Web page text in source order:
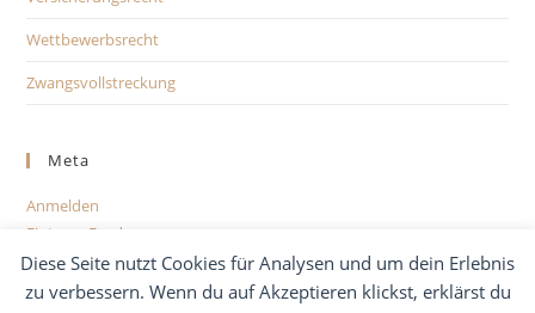
Diese Seite nutzt Cookies für Analysen und um dein Erlebnis
zu verbessern. Wenn du auf Akzeptieren klickst, erklärst du
Wettbewerbsrecht
Zwangsvollstreckung
Meta
Anmelden
Eintrags-Feed
Kommentar-Feed
WordPress.org